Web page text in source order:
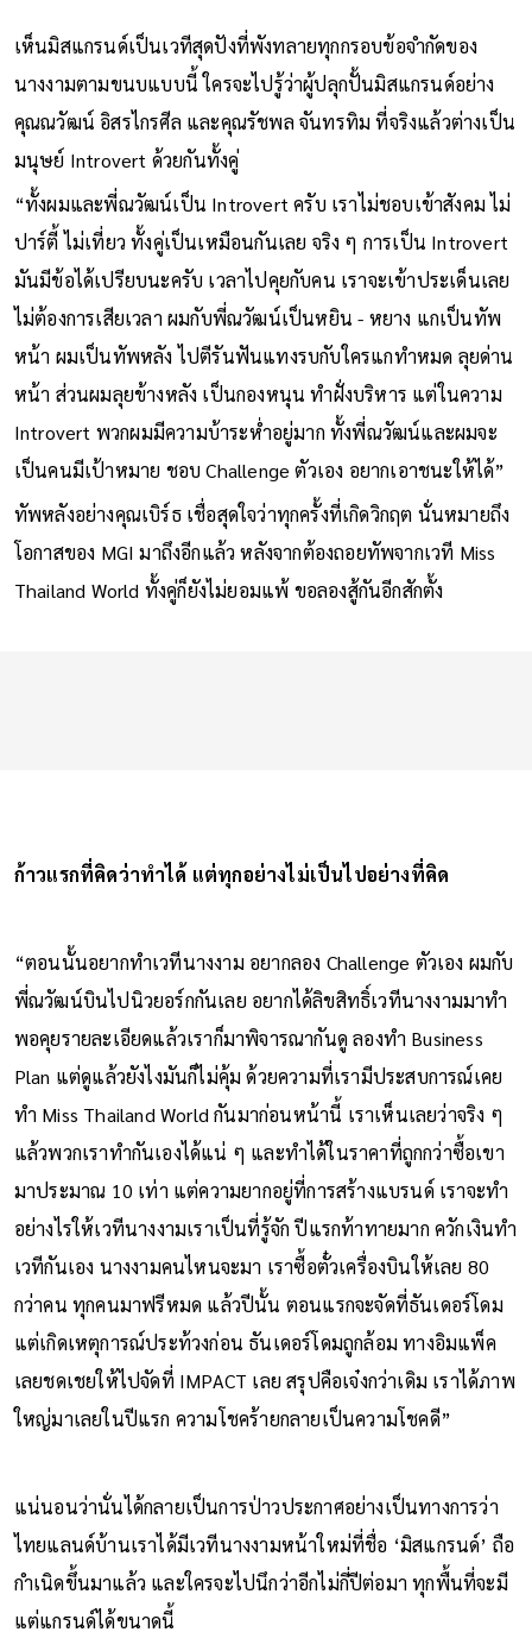
เห็นมิสแกรนด์เป็นเวทีสุดปังที่พังทลายทุกกรอบข้อจำกัดของ
นางงามตามขนบแบบนี้ ใครจะไปรู้ว่าผู้ปลุกปั้นมิสแกรนด์อย่าง
คุณณวัฒน์ อิสรไกรศีล และคุณรัชพล จันทรทิม ที่จริงแล้วต่างเป็น
มนุษย์ Introvert ด้วยกันทั้งคู่
“ทั้งผมและพี่ณวัฒน์เป็น Introvert ครับ เราไม่ชอบเข้าสังคม ไม่
ปาร์ตี้ ไม่เที่ยว ทั้งคู่เป็นเหมือนกันเลย จริง ๆ การเป็น Introvert
มันมีข้อได้เปรียบนะครับ เวลาไปคุยกับคน เราจะเข้าประเด็นเลย
ไม่ต้องการเสียเวลา ผมกับพี่ณวัฒน์เป็นหยิน - หยาง แกเป็นทัพ
หน้า ผมเป็นทัพหลัง ไปตีรันฟันแทงรบกับใครแกทำหมด ลุยด่าน
หน้า ส่วนผมลุยข้างหลัง เป็นกองหนุน ทำฝั่งบริหาร แต่ในความ
Introvert พวกผมมีความบ้าระห่ำอยู่มาก ทั้งพี่ณวัฒน์และผมจะ
เป็นคนมีเป้าหมาย ชอบ Challenge ตัวเอง อยากเอาชนะให้ได้”
ทัพหลังอย่างคุณเบิร์ธ เชื่อสุดใจว่าทุกครั้งที่เกิดวิกฤต นั่นหมายถึง
โอกาสของ MGI มาถึงอีกแล้ว หลังจากต้องถอยทัพจากเวที Miss
Thailand World ทั้งคู่ก็ยังไม่ยอมแพ้ ขอลองสู้กันอีกสักตั้ง
ก้าวแรกที่คิดว่าทำได้ แต่ทุกอย่างไม่เป็นไปอย่างที่คิด
“ตอนนั้นอยากทำเวทีนางงาม อยากลอง Challenge ตัวเอง ผมกับ
พี่ณวัฒน์บินไปนิวยอร์กกันเลย อยากได้ลิขสิทธิ์เวทีนางงามมาทำ
พอคุยรายละเอียดแล้วเราก็มาพิจารณากันดู ลองทำ Business
Plan แต่ดูแล้วยังไงมันก็ไม่คุ้ม ด้วยความที่เรามีประสบการณ์เคย
ทำ Miss Thailand World กันมาก่อนหน้านี้ เราเห็นเลยว่าจริง ๆ
แล้วพวกเราทำกันเองได้แน่ ๆ และทำได้ในราคาที่ถูกกว่าซื้อเขา
มาประมาณ 10 เท่า แต่ความยากอยู่ที่การสร้างแบรนด์ เราจะทำ
อย่างไรให้เวทีนางงามเราเป็นที่รู้จัก ปีแรกท้าทายมาก ควักเงินทำ
เวทีกันเอง นางงามคนไหนจะมา เราซื้อตั๋วเครื่องบินให้เลย 80
กว่าคน ทุกคนมาฟรีหมด แล้วปีนั้น ตอนแรกจะจัดที่ธันเดอร์โดม
แต่เกิดเหตุการณ์ประท้วงก่อน ธันเดอร์โดมถูกล้อม ทางอิมแพ็ค
เลยชดเชยให้ไปจัดที่ IMPACT เลย สรุปคือเจ๋งกว่าเดิม เราได้ภาพ
ใหญ่มาเลยในปีแรก ความโชคร้ายกลายเป็นความโชคดี”
แน่นอนว่านั่นได้กลายเป็นการป่าวประกาศอย่างเป็นทางการว่า
ไทยแลนด์บ้านเราได้มีเวทีนางงามหน้าใหม่ที่ชื่อ ‘มิสแกรนด์’ ถือ
กำเนิดขึ้นมาแล้ว และใครจะไปนึกว่าอีกไม่กี่ปีต่อมา ทุกพื้นที่จะมี
แต่แกรนด์ได้ขนาดนี้